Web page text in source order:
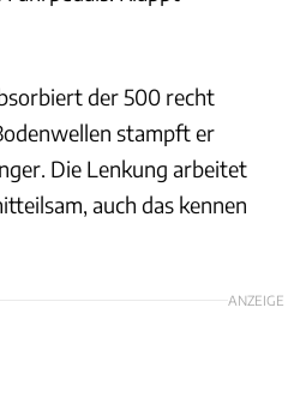
der 500 recht
stampft er
Die Lenkung arbeitet
auch das kennen
ANZEIGE